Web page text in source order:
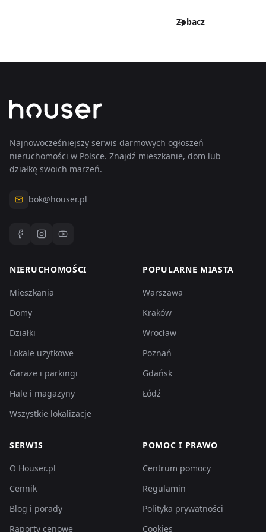
Zobacz
wszystkie
Najnowocześniejszy serwis darmowych ogłoszeń
nieruchomości w Polsce. Znajdź mieszkanie, dom lub
działkę swoich marzeń.
bok@houser.pl
NIERUCHOMOŚCI
Mieszkania
Domy
Działki
Lokale użytkowe
Garaże i parkingi
Hale i magazyny
Wszystkie lokalizacje
POPULARNE MIASTA
Warszawa
Kraków
Wrocław
Poznań
Gdańsk
Łódź
SERWIS
O Houser.pl
Cennik
Blog i porady
Raporty cenowe
POMOC I PRAWO
Centrum pomocy
Regulamin
Polityka prywatności
Cookies